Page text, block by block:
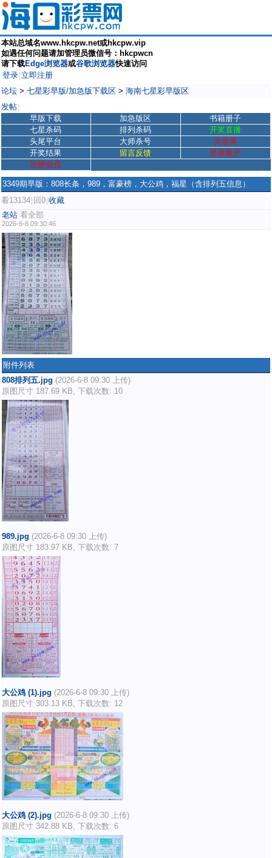
本站总域名www.hkcpw.net或hkcpw.vip
如遇任何问题请加管理员微信号：hkcpwcn
请下载Edge浏览器或谷歌浏览器快速访问
登录 立即注册
论坛 > 七星彩早版/加急版下载区 > 海南七星彩早版区
发帖
早版下载 加急版区
书籍册子
七星杀码
排列杀码
开奖直播
头尾平台
大师杀号
大世界
开奖结果
留言反馈
登录账户
注册会员
3349期早版：808长条，989，富豪榜，大公鸡，福星（含排列五信息）
看13134 回0 收藏
老站 看全部
2026-6-8 09:30:46
附件列表
808排列五.jpg (2026-6-8 09:30 上传)
原图尺寸 187.69 KB, 下载次数: 10
989.jpg (2026-6-8 09:30 上传)
原图尺寸 183.97 KB, 下载次数: 7
大公鸡 (1).jpg (2026-6-8 09:30 上传)
原图尺寸 303.13 KB, 下载次数: 12
大公鸡 (2).jpg (2026-6-8 09:30 上传)
原图尺寸 342.88 KB, 下载次数: 6